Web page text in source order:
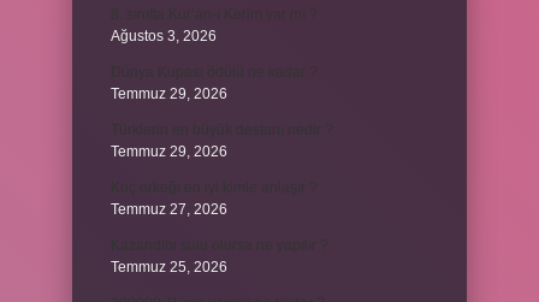
Ağustos 3, 2026
Temmuz 29, 2026
Temmuz 29, 2026
Temmuz 27, 2026
Temmuz 25, 2026